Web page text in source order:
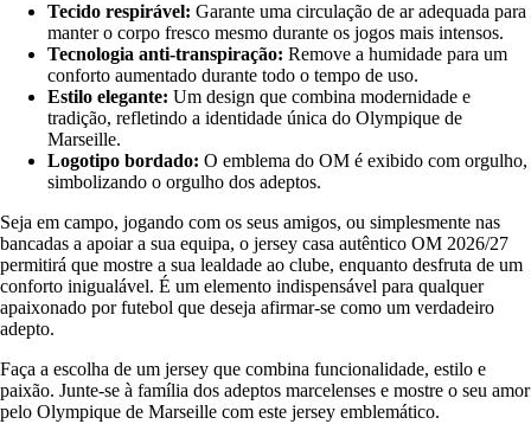
Tecido respirável: Garante uma circulação de ar adequada para
manter o corpo fresco mesmo durante os jogos mais intensos.
Tecnologia anti-transpiração: Remove a humidade para um
conforto aumentado durante todo o tempo de uso.
Estilo elegante: Um design que combina modernidade e
tradição, refletindo a identidade única do Olympique de
Marseille.
Logotipo bordado: O emblema do OM é exibido com orgulho,
simbolizando o orgulho dos adeptos.
Seja em campo, jogando com os seus amigos, ou simplesmente nas
bancadas a apoiar a sua equipa, o jersey casa autêntico OM 2026/27
permitirá que mostre a sua lealdade ao clube, enquanto desfruta de um
conforto inigualável. É um elemento indispensável para qualquer
apaixonado por futebol que deseja afirmar-se como um verdadeiro
adepto.
Faça a escolha de um jersey que combina funcionalidade, estilo e
paixão. Junte-se à família dos adeptos marcelenses e mostre o seu amor
pelo Olympique de Marseille com este jersey emblemático.